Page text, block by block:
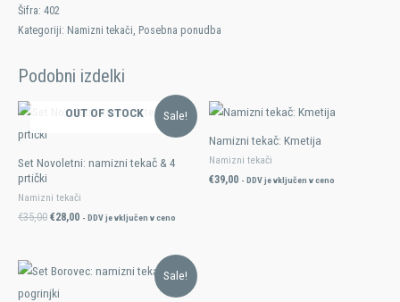
Šifra: 402
Kategoriji: Namizni tekači, Posebna ponudba
Podobni izdelki
Sale!
OUT OF STOCK
Set Novoletni: namizni tekač & 4
prtički
Namizni tekači
€35,00 €28,00 - DDV je vključen v ceno
Namizni tekač: Kmetija
Namizni tekači
€39,00 - DDV je vključen v ceno
Sale!